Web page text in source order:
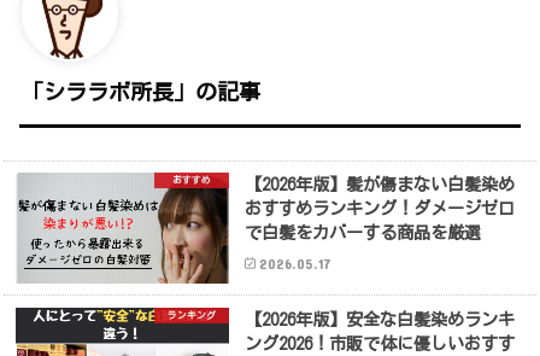
「シララボ所長」の記事
おすすめ
【2026年版】髪が傷まない白髪染め
おすすめランキング！ダメージゼロ
で白髪をカバーする商品を厳選
2026.05.17
ランキング
【2026年版】安全な白髪染めランキ
ング2026！市販で体に優しいおすす